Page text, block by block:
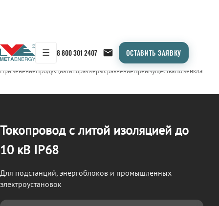
☰ 8 800 301 2407 ОСТАВИТЬ ЗАЯВКУ
← Продукция/ТОКОПРОВОД
ПрименениеПродукцияТипоразмерыСравнениеПреимуществаНоменклатура
Токопровод с литой изоляцией до
10 кВ IP68
Для подстанций, энергоблоков и промышленных
электроустановок